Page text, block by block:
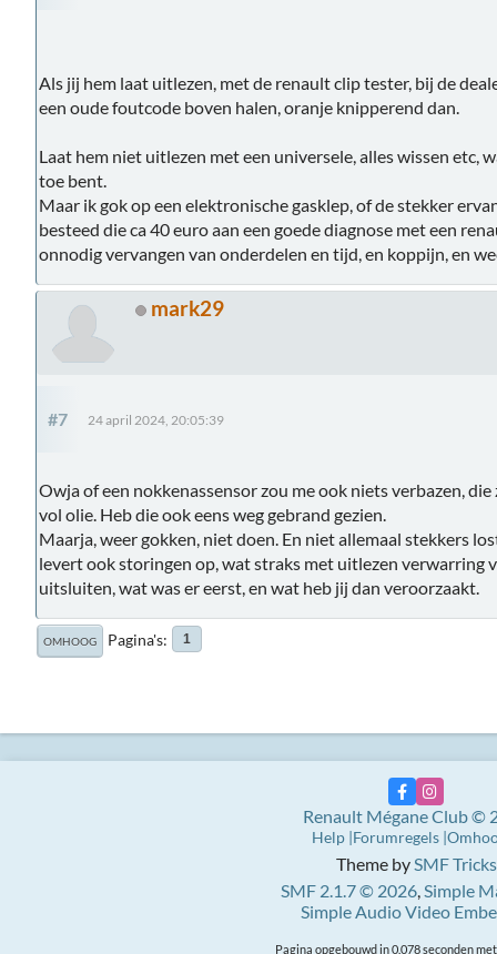
Als jij hem laat uitlezen, met de renault clip tester, bij de
een oude foutcode boven halen, oranje knipperend dan.
Laat hem niet uitlezen met een universele, alles wissen etc,
toe bent.
Maar ik gok op een elektronische gasklep, of de stekker
besteed die ca 40 euro aan een goede diagnose met een
onnodig vervangen van onderdelen en tijd, en koppijn, en
mark29
#7 24 april 2024, 20:05:39
Owja of een nokkenassensor zou me ook niets verbazen,
vol olie. Heb die ook eens weg gebrand gezien.
Maarja, weer gokken, niet doen. En niet allemaal stekkers
levert ook storingen op, wat straks met uitlezen verwarring
uitsluiten, wat was er eerst, en wat heb jij dan veroorzaakt.
OMHOOG Pagina's 1
Theme bySMF Tricks
SMF 2.1.7 © 2026,Simple
Simple Audio Video
Renault Mégane Club ©
Help Forumregels
Pagina opgebouwd in 0.078 seconden